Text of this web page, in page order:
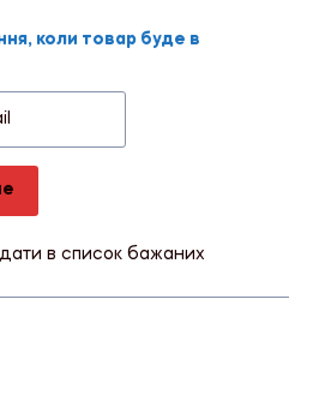
коли товар буде в
в список бажаних